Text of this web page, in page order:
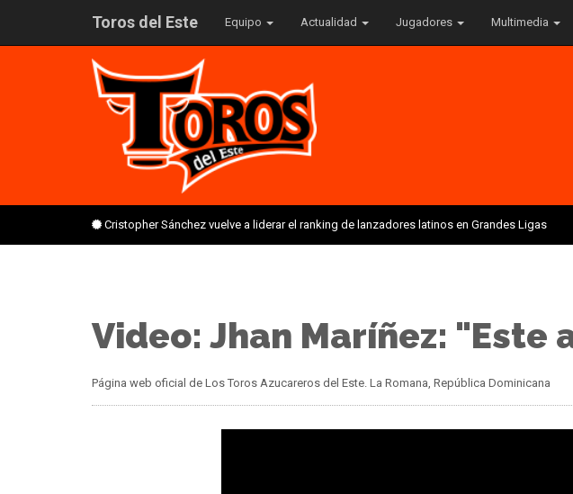
Toros del Este Equipo Actualidad Jugadores Multimedia
Cristopher Sánchez vuelve a liderar el ranking de lanzadores latinos en Grandes Ligas
Video: Jhan Maríñez: "Este
Página web oficial de Los Toros Azucareros del Este. La Romana, República Dominicana